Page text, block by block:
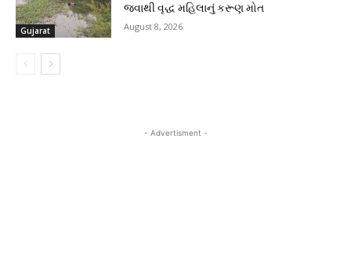
Gujarat
જવાથી વૃદ્ધ મહિલાનું કરૂણ મોત
August 8, 2026
- Advertisment -